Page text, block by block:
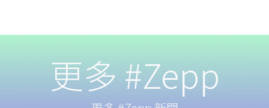
更多 #Zepp